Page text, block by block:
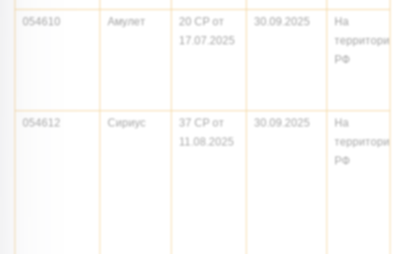
054610 Амулет
20 СР от
17.07.2025
30.09.2025
На
территории
РФ
054612 Сириус
37 СР от
11.08.2025
30.09.2025
На
территории
РФ